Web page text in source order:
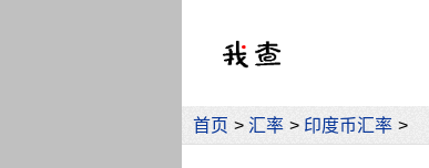
首页 > 汇率 > 印度币汇率 >